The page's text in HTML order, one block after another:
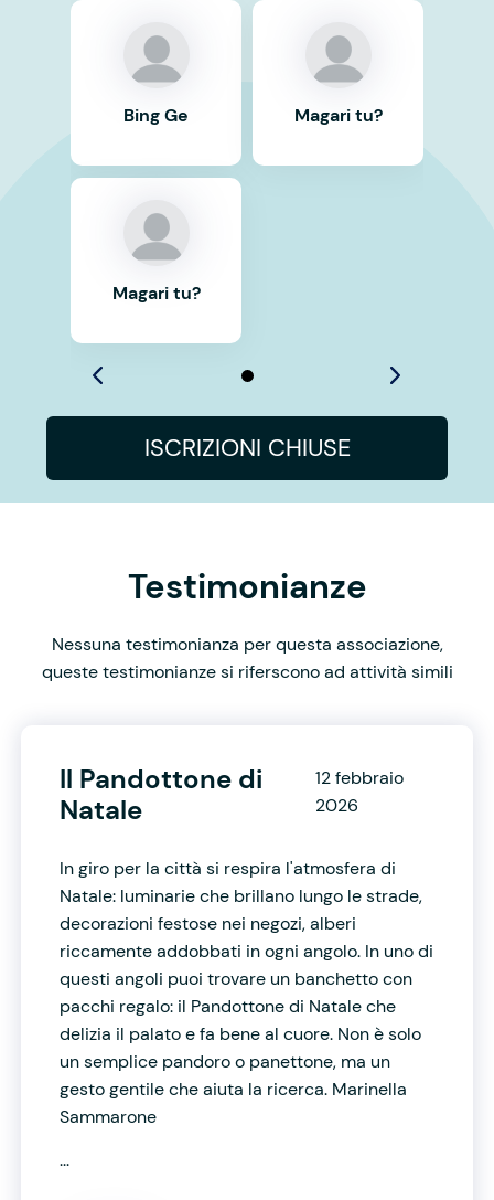
Bing Ge
Magari tu?
Magari tu?
ISCRIZIONI CHIUSE
Testimonianze
Nessuna testimonianza per questa associazione,
queste testimonianze si riferscono ad attività simili
Il Pandottone di
Natale
12 febbraio
2026
In giro per la città si respira l'atmosfera di
Natale: luminarie che brillano lungo le strade,
decorazioni festose nei negozi, alberi
riccamente addobbati in ogni angolo. In uno di
questi angoli puoi trovare un banchetto con
pacchi regalo: il Pandottone di Natale che
delizia il palato e fa bene al cuore. Non è solo
un semplice pandoro o panettone, ma un
gesto gentile che aiuta la ricerca. Marinella
Sammarone
...